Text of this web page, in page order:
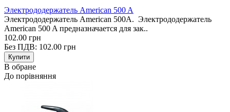
Электрододержатель American 500 A
Электрододержатель American 500A. Электрододержатель
American 500 A предназначается для зак..
102.00 грн
Без ПДВ: 102.00 грн
В обране
До порівняння